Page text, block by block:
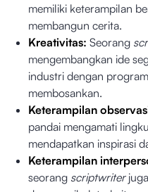
memiliki keterampilan
membangun cerita.
Kreativitas: Seorang
mengembangkan ide
industri dengan
membosankan.
Keterampilan
pandai mengamati
mendapatkan inspirasi
Keterampilan
seorang scriptwriter